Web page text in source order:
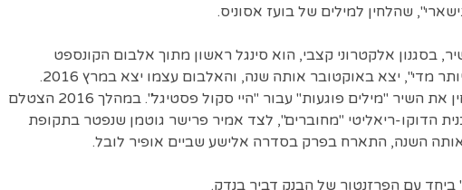
שהלחין למילים של בועז אסוניס.
השיר, בסגנון אלקטרוני קצבי, הוא סינגל ראשון מתוך אלבום הקונספט
האוונגרדי "לאהוב או למות". הסינגל השני, "יותר מדי", יצא באוקטובר אותה שנה, והאלבום עצמו יצא במרץ 2016.
באותו הזמן כתב יחד עם מיכה שטרית והלחין את השיר "מילים פוגעות" עבור "היי סקול פסטיגל". במהלך 2016 הצטלם
לוי-דוכין לעונה ה-8 של תוכנית הדוקו-ריאליטי "מחוברים", לצד אמיר פרישר גוטמן שנפטר בתקופת
ביחד עם הפרזנטור של הבנק דביר בנדק.